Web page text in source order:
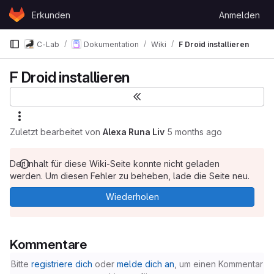
Skip to content
GitLabErkunden Anmelden
C-Lab Dokumentation Wiki F Droid installieren
F Droid installieren
Zuletzt bearbeitet von Alexa Runa Liv 5 months ago
Der Inhalt für diese Wiki-Seite konnte nicht geladen
werden. Um diesen Fehler zu beheben, lade die Seite neu.
Wiederholen
Kommentare
Bitte registriere dich oder melde dich an , um einen Kommentar